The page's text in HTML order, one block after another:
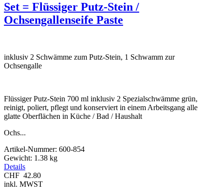
Set = Flüssiger Putz-Stein /
Ochsengallenseife Paste
inklusiv 2 Schwämme zum Putz-Stein, 1 Schwamm zur
Ochsengalle
Flüssiger Putz-Stein 700 ml inklusiv 2 Spezialschwämme grün,
reinigt, poliert, pflegt und konserviert in einem Arbeitsgang alle
glatte Oberflächen in Küche / Bad / Haushalt
Ochs...
Artikel-Nummer: 600-854
Gewicht: 1.38 kg
Details
CHF 42.80
inkl. MWST